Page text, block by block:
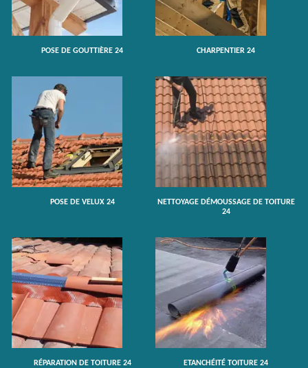
POSE DE GOUTTIÈRE 24 CHARPENTIER 24
POSE DE VELUX 24
NETTOYAGE DÉMOUSSAGE DE TOITURE
24
RÉPARATION DE TOITURE 24 ETANCHÉITÉ TOITURE 24